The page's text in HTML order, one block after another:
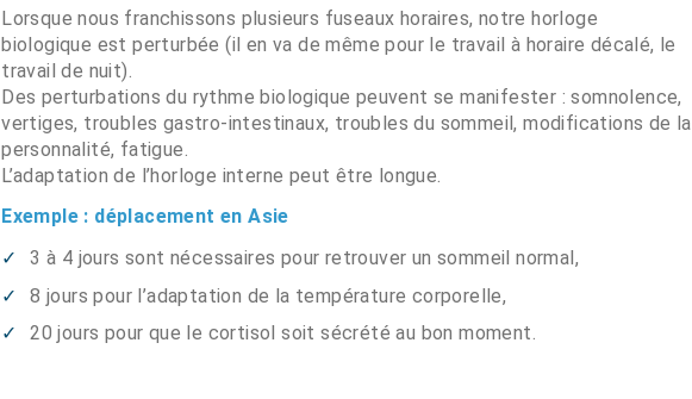
Lorsque nous franchissons plusieurs fuseaux horaires, notre horloge
biologique est perturbée (il en va de même pour le travail à horaire décalé, le
travail de nuit).
Des perturbations du rythme biologique peuvent se manifester : somnolence,
vertiges, troubles gastro-intestinaux, troubles du sommeil, modifications de la
personnalité, fatigue.
L’adaptation de l’horloge interne peut être longue.
Exemple : déplacement en Asie
3 à 4 jours sont nécessaires pour retrouver un sommeil normal,
8 jours pour l’adaptation de la température corporelle,
20 jours pour que le cortisol soit sécrété au bon moment.